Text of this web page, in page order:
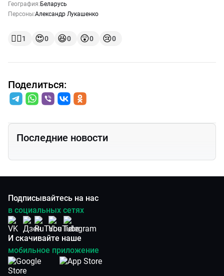
География: Беларусь
Персоны:Александр Лукашенко
👍🏻1 😍0 😆0 😲0 😢0
Поделиться:
Последние новости
Подписывайтесь на нас
в социальных сетях
И скачивайте наше
мобильное приложение